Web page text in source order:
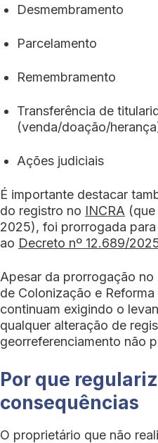
Desmembramento
Parcelamento
Remembramento
Transferência de
(venda/doação/
Ações judiciais
É importante destacar
do registro no INCRA
2025), foi prorrogada
ao Decreto nº 12.689/
Apesar da prorrogação
de Colonização e
continuam exigindo o
qualquer alteração de
georreferenciamento não
Por que
consequências
O proprietário que não